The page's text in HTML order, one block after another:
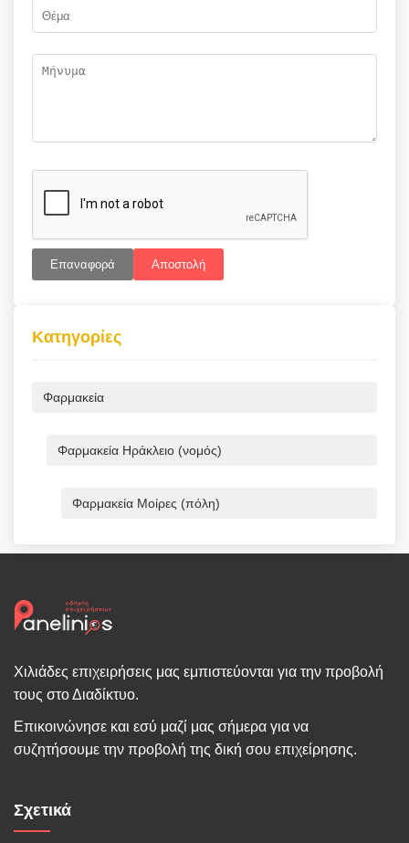
Επαναφορά Αποστολή
Κατηγορίες
Φαρμακεία
Φαρμακεία Ηράκλειο (νομός)
Φαρμακεία Μοίρες (πόλη)
Χιλιάδες επιχειρήσεις μας εμπιστεύονται για την προβολή
τους στο Διαδίκτυο.
Επικοινώνησε και εσύ μαζί μας σήμερα για να
συζητήσουμε την προβολή της δική σου επιχείρησης.
Σχετικά